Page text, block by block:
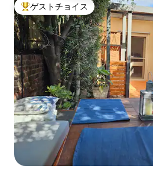
大好評のゲストチョイスです。
ゲストチョイス